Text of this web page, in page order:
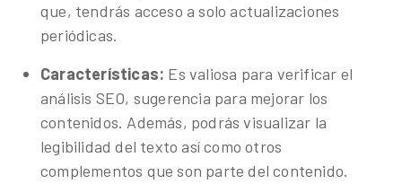
que, tendrás acceso a solo actualizaciones
periódicas.
Características: Es valiosa para verificar el
análisis SEO, sugerencia para mejorar los
contenidos. Además, podrás visualizar la
legibilidad del texto así como otros
complementos que son parte del contenido.